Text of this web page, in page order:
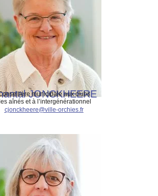
JONCKHEERE
municipale aux clubs
aînés et à l’intergénérationnel
cjonckheere@ville-orchies.fr